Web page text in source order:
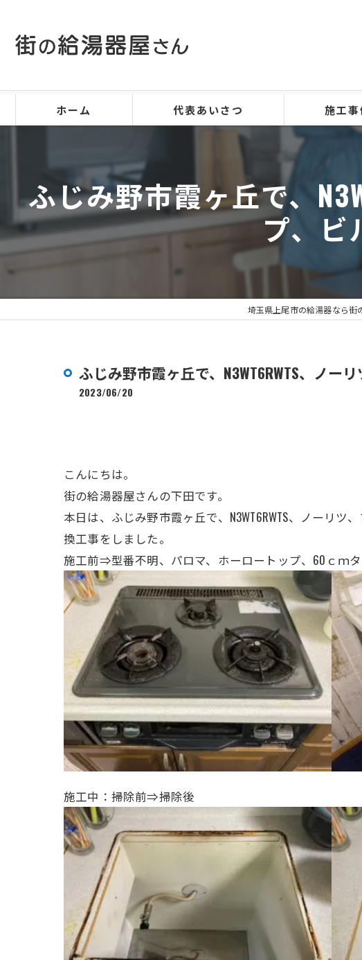
ホーム 代表あいさつ 施工事
ふじみ野市霞ヶ丘で、
プ、ビ
埼玉県上尾市の給湯器なら街
ふじみ野市霞ヶ丘で、N3WT6RWTS、ノ
2023/06/20
こんにちは。
街の給湯器屋さんの下田です。
本日は、ふじみ野市霞ヶ丘で、N3WT6RWTS、ノーリツ
換工事をしました。
施工前⇒型番不明、パロマ、ホーロートップ、60ｃｍ
施工中：掃除前⇒掃除後